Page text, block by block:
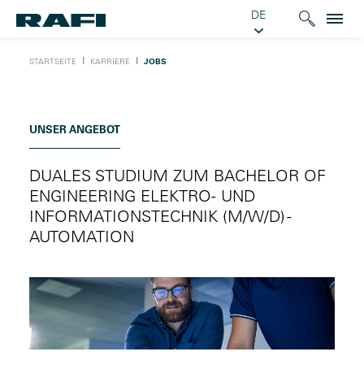
DE
STARTSEITE Ι KARRIERE Ι JOBS
UNSER ANGEBOT
DUALES STUDIUM ZUM BACHELOR OF
ENGINEERING ELEKTRO- UND
INFORMATIONSTECHNIK (M/W/D) -
AUTOMATION